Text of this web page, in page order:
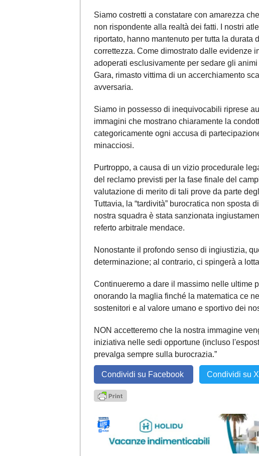
Siamo costretti a constatare con amarezza
non rispondente alla realtà dei fatti. I nostri
riportato, hanno mantenuto per tutta la
correttezza. Come dimostrato dalle evidenze
adoperati esclusivamente per sedare gli
Gara, rimasto vittima di un accerchiamento
avversaria.
Siamo in possesso di inequivocabili riprese
immagini che mostrano chiaramente la
categoricamente ogni accusa di
minacciosi.
Purtroppo, a causa di un vizio procedurale
del reclamo previsti per la fase finale del
valutazione di merito di tali prove da parte
Tuttavia, la “tardività” burocratica non sposta
nostra squadra è stata sanzionata
referto arbitrale mendace.
Nonostante il profondo senso di ingiustizia,
determinazione; al contrario, ci spingerà a
Continueremo a dare il massimo nelle ultime
onorando la maglia finché la matematica ce
sostenitori e al valore umano e sportivo dei
NON accetteremo che la nostra immagine
iniziativa nelle sedi opportune (incluso
prevalga sempre sulla burocrazia.”
Condividi su Facebook Condividi su X